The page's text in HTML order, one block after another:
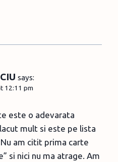
says:
12:11 pm
este o adevarata
mult si este pe lista
am citit prima carte
si nici nu ma atrage. Am